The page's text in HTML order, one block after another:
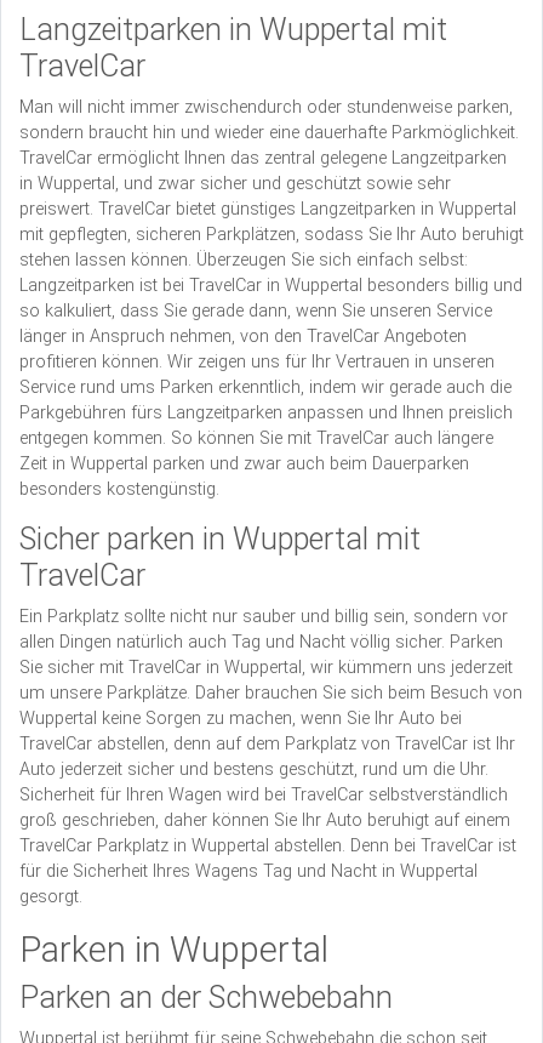
Langzeitparken in Wuppertal mit
TravelCar
Man will nicht immer zwischendurch oder stundenweise parken,
sondern braucht hin und wieder eine dauerhafte Parkmöglichkeit.
TravelCar ermöglicht Ihnen das zentral gelegene Langzeitparken
in Wuppertal, und zwar sicher und geschützt sowie sehr
preiswert. TravelCar bietet günstiges Langzeitparken in Wuppertal
mit gepflegten, sicheren Parkplätzen, sodass Sie Ihr Auto beruhigt
stehen lassen können. Überzeugen Sie sich einfach selbst:
Langzeitparken ist bei TravelCar in Wuppertal besonders billig und
so kalkuliert, dass Sie gerade dann, wenn Sie unseren Service
länger in Anspruch nehmen, von den TravelCar Angeboten
profitieren können. Wir zeigen uns für Ihr Vertrauen in unseren
Service rund ums Parken erkenntlich, indem wir gerade auch die
Parkgebühren fürs Langzeitparken anpassen und Ihnen preislich
entgegen kommen. So können Sie mit TravelCar auch längere
Zeit in Wuppertal parken und zwar auch beim Dauerparken
besonders kostengünstig.
Sicher parken in Wuppertal mit
TravelCar
Ein Parkplatz sollte nicht nur sauber und billig sein, sondern vor
allen Dingen natürlich auch Tag und Nacht völlig sicher. Parken
Sie sicher mit TravelCar in Wuppertal, wir kümmern uns jederzeit
um unsere Parkplätze. Daher brauchen Sie sich beim Besuch von
Wuppertal keine Sorgen zu machen, wenn Sie Ihr Auto bei
TravelCar abstellen, denn auf dem Parkplatz von TravelCar ist Ihr
Auto jederzeit sicher und bestens geschützt, rund um die Uhr.
Sicherheit für Ihren Wagen wird bei TravelCar selbstverständlich
groß geschrieben, daher können Sie Ihr Auto beruhigt auf einem
TravelCar Parkplatz in Wuppertal abstellen. Denn bei TravelCar ist
für die Sicherheit Ihres Wagens Tag und Nacht in Wuppertal
gesorgt.
Parken in Wuppertal
Parken an der Schwebebahn
Wuppertal ist berühmt für seine Schwebebahn die schon seit